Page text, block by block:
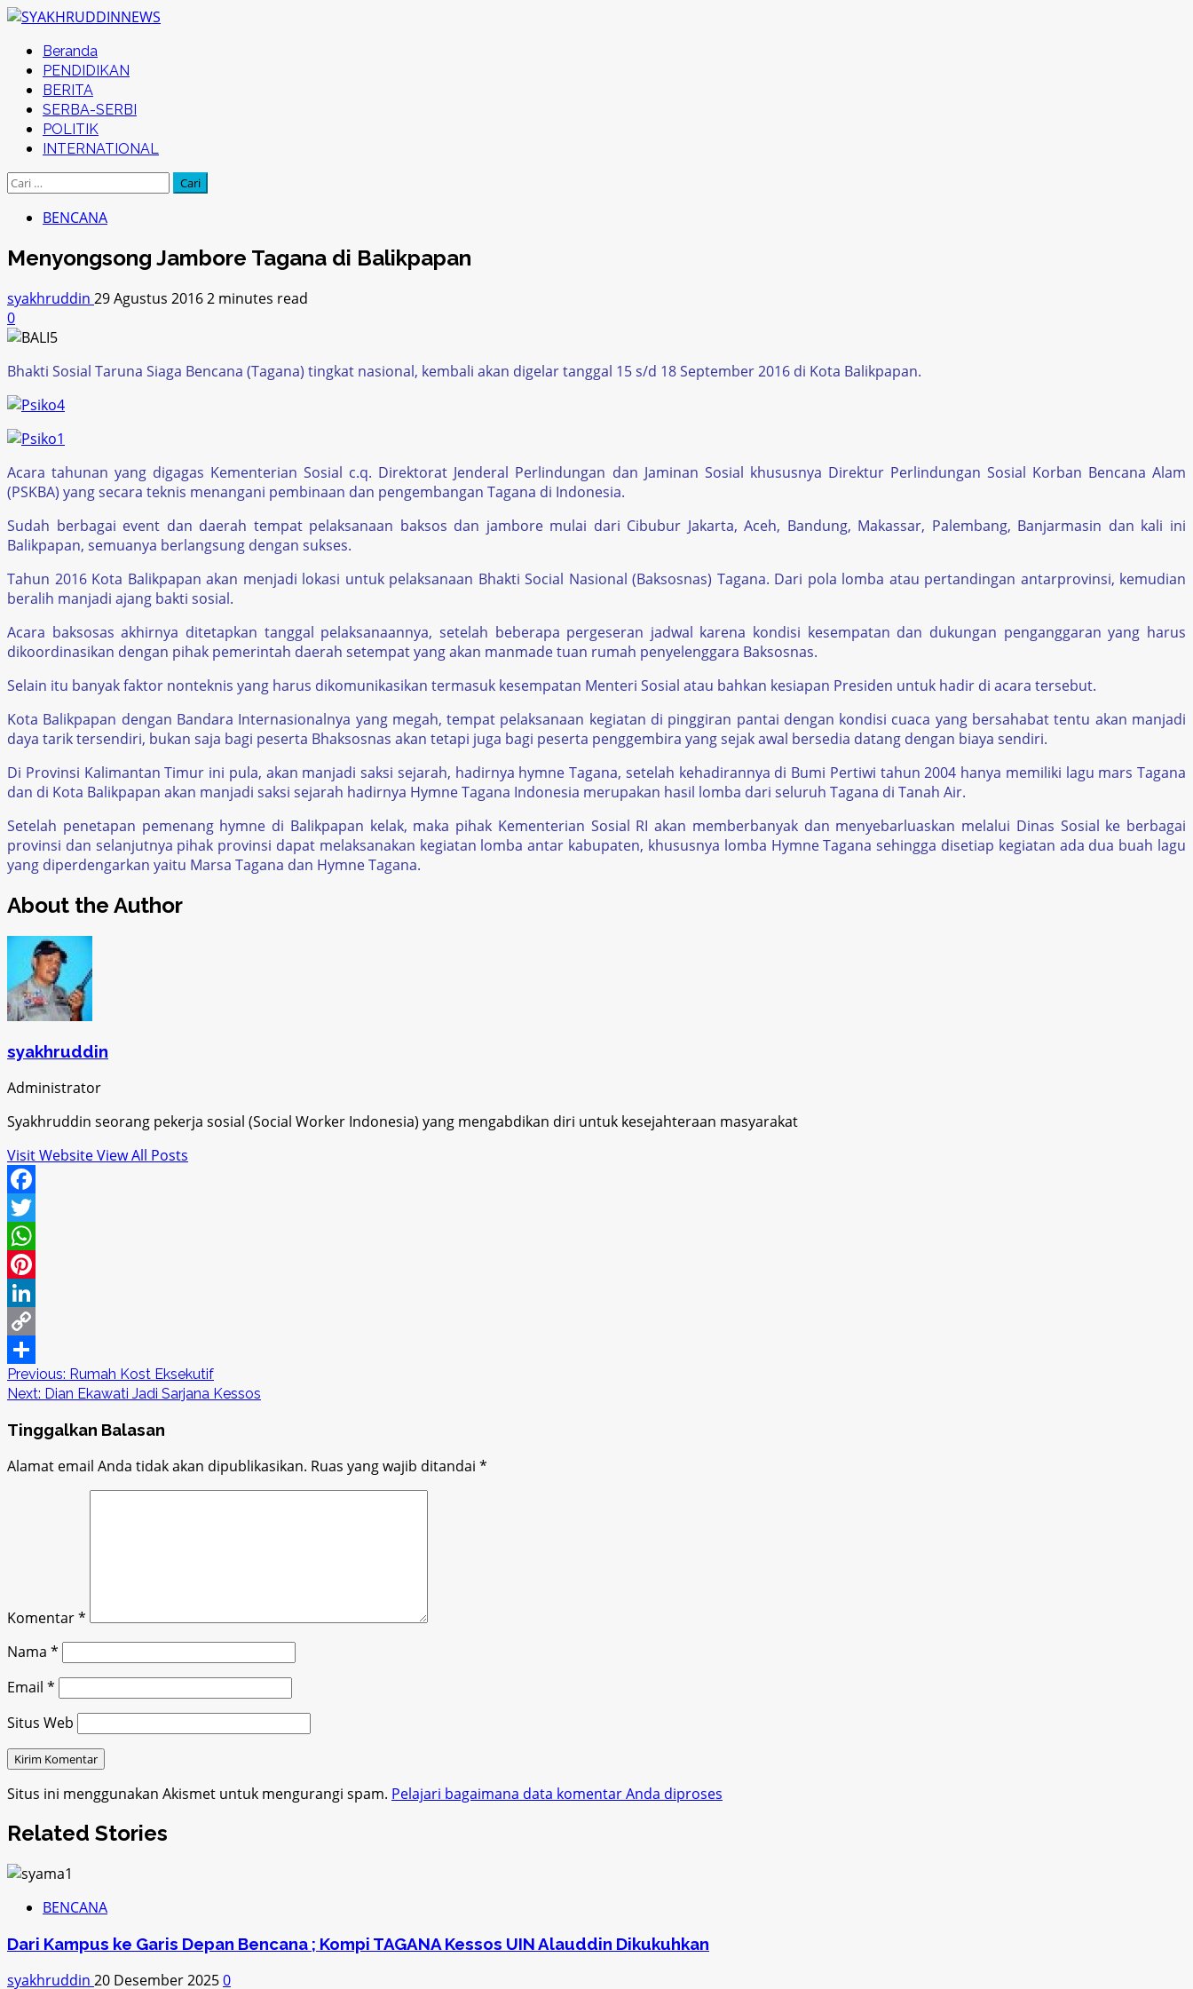
Skip
content
Primary
Menu
Beranda
PENDIDIKAN
BERITA
SERBA-SERBI
POLITIK
INTERNATIONAL
Cari
BENCANA
Menyongsong Jambore Tagana di Balikpapan
syakhruddin 29 Agustus 20162 minutes read
0
Bhakti Sosial Taruna Siaga Bencana (Tagana) tingkat nasional, kembali akan digelar tanggal 15 s/d 18 September 2016 di Kota Balikpapan.
Acara tahunan yang digagas Kementerian Sosial c.q. Direktorat Jenderal Perlindungan dan Jaminan Sosial khususnya Direktur Perlindungan Sosial Korban Bencana Alam
(PSKBA) yang secara teknis menangani pembinaan dan pengembangan Tagana di Indonesia.
Sudah berbagai event dan daerah tempat pelaksanaan baksos dan jambore mulai dari Cibubur Jakarta, Aceh, Bandung, Makassar, Palembang, Banjarmasin dan kali ini
Balikpapan, semuanya berlangsung dengan sukses.
Tahun 2016 Kota Balikpapan akan menjadi lokasi untuk pelaksanaan Bhakti Social Nasional (Baksosnas) Tagana. Dari pola lomba atau pertandingan antarprovinsi, kemudian
beralih manjadi ajang bakti sosial.
Acara baksosas akhirnya ditetapkan tanggal pelaksanaannya, setelah beberapa pergeseran jadwal karena kondisi kesempatan dan dukungan penganggaran yang harus
dikoordinasikan dengan pihak pemerintah daerah setempat yang akan manmade tuan rumah penyelenggara Baksosnas.
Selain itu banyak faktor nonteknis yang harus dikomunikasikan termasuk kesempatan Menteri Sosial atau bahkan kesiapan Presiden untuk hadir di acara tersebut.
Kota Balikpapan dengan Bandara Internasionalnya yang megah, tempat pelaksanaan kegiatan di pinggiran pantai dengan kondisi cuaca yang bersahabat tentu akan manjadi
daya tarik tersendiri, bukan saja bagi peserta Bhaksosnas akan tetapi juga bagi peserta penggembira yang sejak awal bersedia datang dengan biaya sendiri.
Di Provinsi Kalimantan Timur ini pula, akan manjadi saksi sejarah, hadirnya hymne Tagana, setelah kehadirannya di Bumi Pertiwi tahun 2004 hanya memiliki lagu mars Tagana
dan di Kota Balikpapan akan manjadi saksi sejarah hadirnya Hymne Tagana Indonesia merupakan hasil lomba dari seluruh Tagana di Tanah Air.
Setelah penetapan pemenang hymne di Balikpapan kelak, maka pihak Kementerian Sosial RI akan memberbanyak dan menyebarluaskan melalui Dinas Sosial ke berbagai
provinsi dan selanjutnya pihak provinsi dapat melaksanakan kegiatan lomba antar kabupaten, khususnya lomba Hymne Tagana sehingga disetiap kegiatan ada dua buah lagu
yang diperdengarkan yaitu Marsa Tagana dan Hymne Tagana.
About the Author
syakhruddin
Administrator
Syakhruddin seorang pekerja sosial (Social Worker Indonesia) yang mengabdikan diri untuk kesejahteraan masyarakat
Visit WebsiteView All Posts
Facebook
Twitter
WhatsApp
Pinterest
LinkedIn
Copy
Link
Share
Post
navigation
Previous: Rumah Kost Eksekutif
Next: Dian Ekawati Jadi Sarjana Kessos
Tinggalkan Balasan
Alamat email Anda tidak akan dipublikasikan. Ruas yang wajib ditandai *
Komentar*
Nama *
Email *
Situs Web
Situs ini menggunakan Akismet untuk mengurangi spam. Pelajari bagaimana data komentar Anda diproses
Related Stories
BENCANA
Dari Kampus ke Garis Depan Bencana ; Kompi TAGANA Kessos UIN Alauddin Dikukuhkan
syakhruddin 20 Desember 20250